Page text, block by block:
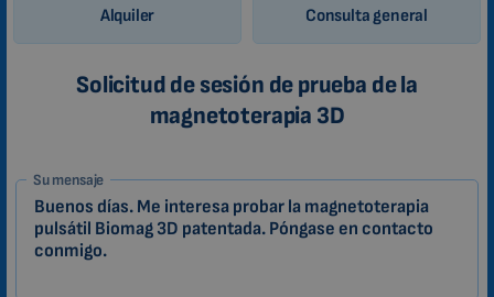
Alquiler Consulta general
Solicitud de sesión de prueba de la
magnetoterapia 3D
1-
ES
Zákazník
Su mensaje